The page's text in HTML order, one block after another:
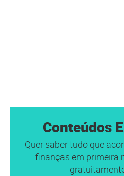
Conteúdos
Quer saber tudo que
finanças em primeira